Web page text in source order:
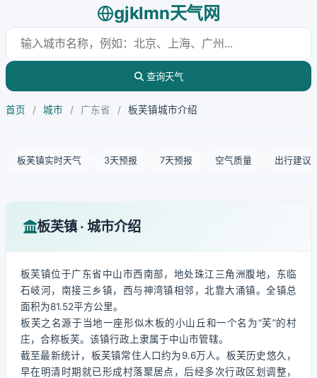
gjklmn天气网
查询天气
首页 / 城市 / 广东省 / 板芙镇城市介绍
板芙镇实时天气 3天预报 7天预报 空气质量 出行建议
板芙镇 · 城市介绍
板芙镇位于广东省中山市西南部，地处珠江三角洲腹地，东临
石岐河，南接三乡镇，西与神湾镇相邻，北靠大涌镇。全镇总
面积为81.52平方公里。
板芙之名源于当地一座形似木板的小山丘和一个名为“芙”的村
庄，合称板芙。该镇行政上隶属于中山市管辖。
截至最新统计，板芙镇常住人口约为9.6万人。板芙历史悠久，
早在明清时期就已形成村落聚居点，后经多次行政区划调整，